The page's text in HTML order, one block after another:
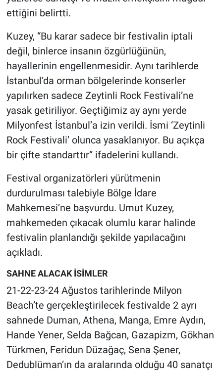
ettiğini belirtti.
Kuzey, “Bu karar sadece bir festivalin iptali
değil, binlerce insanın özgürlüğünün,
hayallerinin engellenmesidir. Aynı tarihlerde
İstanbul’da orman bölgelerinde konserler
yapılırken sadece Zeytinli Rock Festivali’ne
yasak getiriliyor. Geçtiğimiz ay aynı yerde
Milyonfest İstanbul’a izin verildi. İsmi ‘Zeytinli
Rock Festivali’ olunca yasaklanıyor. Bu açıkça
bir çifte standarttır” ifadelerini kullandı.
Festival organizatörleri yürütmenin
durdurulması talebiyle Bölge İdare
Mahkemesi’ne başvurdu. Umut Kuzey,
mahkemeden çıkacak olumlu karar halinde
festivalin planlandığı şekilde yapılacağını
açıkladı.
SAHNE ALACAK İSİMLER
21-22-23-24 Ağustos tarihlerinde Milyon
Beach’te gerçekleştirilecek festivalde 2 ayrı
sahnede Duman, Athena, Manga, Emre Aydın,
Hande Yener, Selda Bağcan, Gazapizm, Gökhan
Türkmen, Feridun Düzağaç, Sena Şener,
Dedublüman’ın da aralarında olduğu 40 sanatçı
Sağlık
Spor
Teknoloji
Türkiye'nin Geleceği
Türkiye'nin Gündemi
Yerel Gündem
Yerel Yaşam
Canlı Yayın